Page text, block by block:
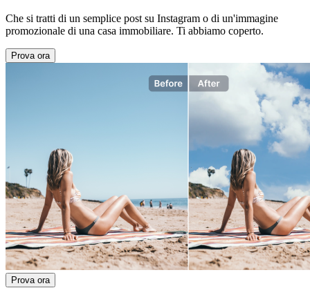
Che si tratti di un semplice post su Instagram o di un'immagine
promozionale di una casa immobiliare. Ti abbiamo coperto.
Prova ora
Prova ora